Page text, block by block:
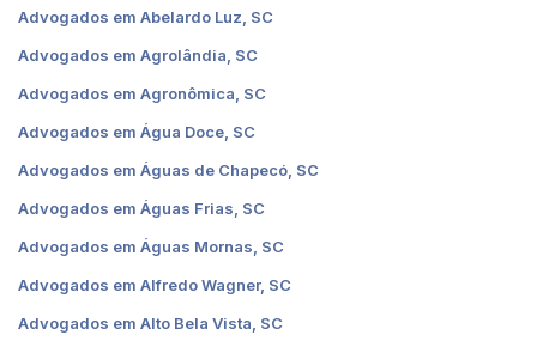
Advogados em Abelardo Luz, SC
Advogados em Agrolândia, SC
Advogados em Agronômica, SC
Advogados em Água Doce, SC
Advogados em Águas de Chapecó, SC
Advogados em Águas Frias, SC
Advogados em Águas Mornas, SC
Advogados em Alfredo Wagner, SC
Advogados em Alto Bela Vista, SC